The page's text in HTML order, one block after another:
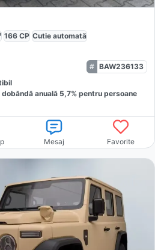
166 CP Cutie automată
BAW236133
dobăndă anuală 5,7% pentru persoane
Mesaj Favorite